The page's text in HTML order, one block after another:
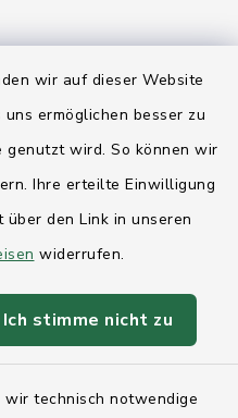
wir auf dieser Website
ermöglichen besser zu
genutzt wird. So können wir
Ihre erteilte Einwilligung
den Link in unseren
widerrufen.
Ich stimme nicht zu
technisch notwendige
115
Holstein